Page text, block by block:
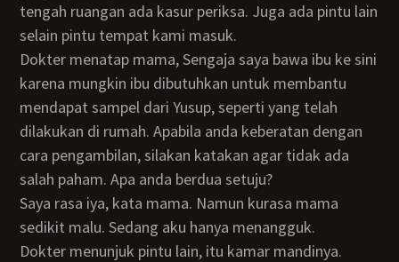
tengah ruangan ada kasur periksa. Juga ada pintu lain
selain pintu tempat kami masuk.
Dokter menatap mama, Sengaja saya bawa ibu ke sini
karena mungkin ibu dibutuhkan untuk membantu
mendapat sampel dari Yusup, seperti yang telah
dilakukan di rumah. Apabila anda keberatan dengan
cara pengambilan, silakan katakan agar tidak ada
salah paham. Apa anda berdua setuju?
Saya rasa iya, kata mama. Namun kurasa mama
sedikit malu. Sedang aku hanya menangguk.
Dokter menunjuk pintu lain, itu kamar mandinya.